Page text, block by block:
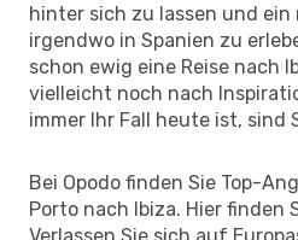
hinter sich zu lassen und ein
irgendwo in Spanien zu
schon ewig eine Reise nach
vielleicht noch nach
immer Ihr Fall heute ist, sind
Bei Opodo finden Sie Top-
Porto nach Ibiza. Hier finden